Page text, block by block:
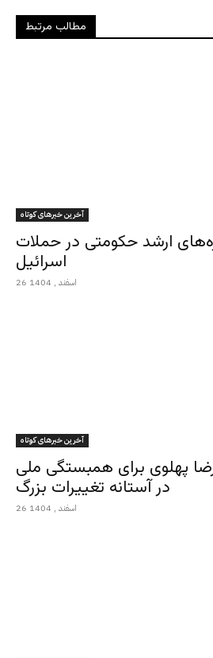
مطالب مرتبط
آخرین خبرهای کوتاه
ارشد حکومتی در حملات
اسرائیل
26 اسفند , 1404
آخرین خبرهای کوتاه
پهلوی برای همبستگی ملی
در آستانه تغییرات بزرگ
26 اسفند , 1404